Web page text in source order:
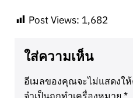
Post Views: 1,682
ใส่ความเห็น
อีเมลของคุณจะไม่แสดงใ
จำเป็นถูกทำเครื่องหมาย *